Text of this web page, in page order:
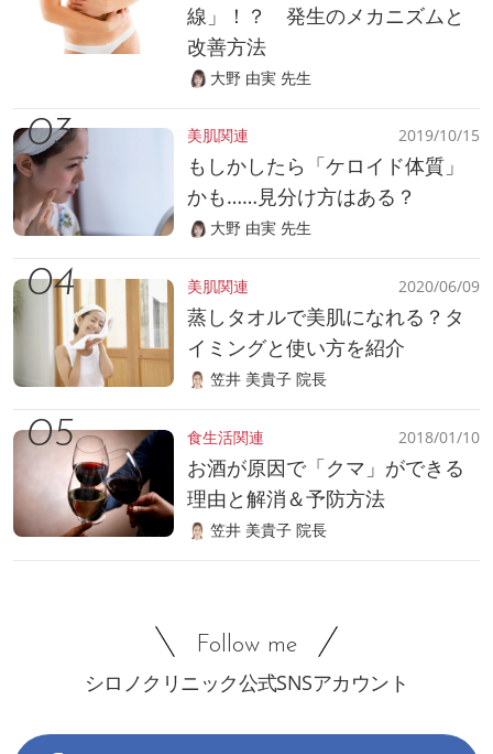
線」！？ 発生のメカニズムと
改善方法
大野 由実 先生
美肌関連 2019/10/15
もしかしたら「ケロイド体質」
かも……見分け方はある？
大野 由実 先生
美肌関連 2020/06/09
蒸しタオルで美肌になれる？タ
イミングと使い方を紹介
笠井 美貴子 院長
食生活関連 2018/01/10
お酒が原因で「クマ」ができる
理由と解消＆予防方法
笠井 美貴子 院長
Follow me
シロノクリニック公式SNSアカウント